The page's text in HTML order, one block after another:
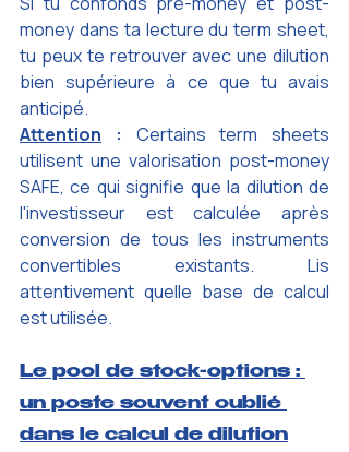
money dans ta lecture du term sheet,
tu peux te retrouver avec une dilution
bien supérieure à ce que tu avais
anticipé.
Attention : Certains term sheets
utilisent une valorisation post-money
SAFE, ce qui signifie que la dilution de
l'investisseur est calculée après
conversion de tous les instruments
convertibles existants. Lis
attentivement quelle base de calcul
est utilisée.
Le pool de stock-options :
un poste souvent oublié
dans le calcul de dilution